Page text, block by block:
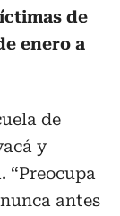
de
enero a
de
y
“Preocupa
antes